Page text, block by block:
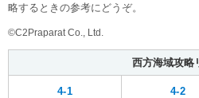
略するときの参考にどうぞ。
©C2Praparat Co., Ltd.
西方海域攻略
4-1 4-2